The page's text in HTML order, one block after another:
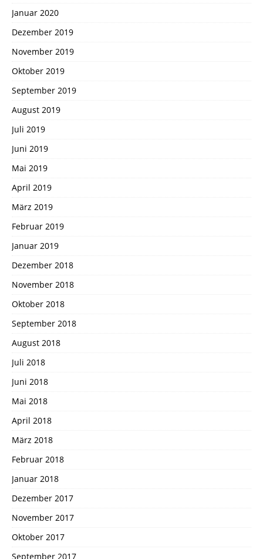
Januar 2020
Dezember 2019
November 2019
Oktober 2019
September 2019
August 2019
Juli 2019
Juni 2019
Mai 2019
April 2019
März 2019
Februar 2019
Januar 2019
Dezember 2018
November 2018
Oktober 2018
September 2018
August 2018
Juli 2018
Juni 2018
Mai 2018
April 2018
März 2018
Februar 2018
Januar 2018
Dezember 2017
November 2017
Oktober 2017
September 2017